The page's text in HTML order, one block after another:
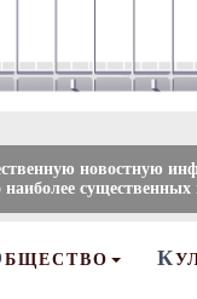
новостную
существенных
БЩЕСТВО К